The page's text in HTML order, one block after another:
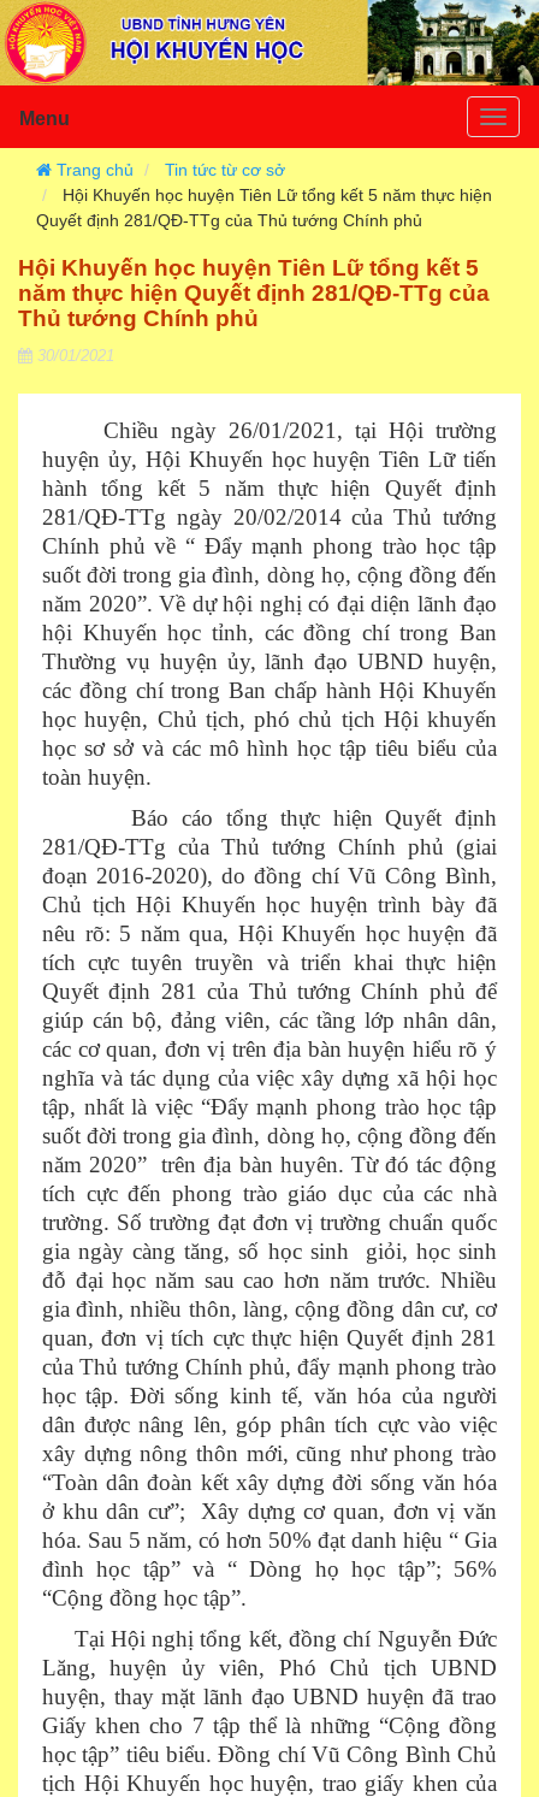
Menu
Trang chủ
Tin tức từ cơ sở
Hội Khuyến học huyện Tiên Lữ tổng kết 5 năm thực hiện
Quyết định 281/QĐ-TTg của Thủ tướng Chính phủ
Hội Khuyến học huyện Tiên Lữ tổng kết 5
năm thực hiện Quyết định 281/QĐ-TTg của
Thủ tướng Chính phủ
30/01/2021
Chiều ngày 26/01/2021, tại Hội trường
huyện ủy, Hội Khuyến học huyện Tiên Lữ tiến
hành tổng kết 5 năm thực hiện Quyết định
281/QĐ-TTg ngày 20/02/2014 của Thủ tướng
Chính phủ về “ Đẩy mạnh phong trào học tập
suốt đời trong gia đình, dòng họ, cộng đồng đến
năm 2020”. Về dự hội nghị có đại diện lãnh đạo
hội Khuyến học tỉnh, các đồng chí trong Ban
Thường vụ huyện ủy, lãnh đạo UBND huyện,
các đồng chí trong Ban chấp hành Hội Khuyến
học huyện, Chủ tịch, phó chủ tịch Hội khuyến
học sơ sở và các mô hình học tập tiêu biểu của
toàn huyện.
Báo cáo tổng thực hiện Quyết định
281/QĐ-TTg của Thủ tướng Chính phủ (giai
đoạn 2016-2020), do đồng chí Vũ Công Bình,
Chủ tịch Hội Khuyến học huyện trình bày đã
nêu rõ: 5 năm qua, Hội Khuyến học huyện đã
tích cực tuyên truyền và triển khai thực hiện
Quyết định 281 của Thủ tướng Chính phủ để
giúp cán bộ, đảng viên, các tầng lớp nhân dân,
các cơ quan, đơn vị trên địa bàn huyện hiểu rõ ý
nghĩa và tác dụng của việc xây dựng xã hội học
tập, nhất là việc “Đẩy mạnh phong trào học tập
suốt đời trong gia đình, dòng họ, cộng đồng đến
năm 2020” trên địa bàn huyên. Từ đó tác động
tích cực đến phong trào giáo dục của các nhà
trường. Số trường đạt đơn vị trường chuẩn quốc
gia ngày càng tăng, số học sinh giỏi, học sinh
đỗ đại học năm sau cao hơn năm trước. Nhiều
gia đình, nhiều thôn, làng, cộng đồng dân cư, cơ
quan, đơn vị tích cực thực hiện Quyết định 281
của Thủ tướng Chính phủ, đẩy mạnh phong trào
học tập. Đời sống kinh tế, văn hóa của người
dân được nâng lên, góp phân tích cực vào việc
xây dựng nông thôn mới, cũng như phong trào
“Toàn dân đoàn kết xây dựng đời sống văn hóa
ở khu dân cư”; Xây dựng cơ quan, đơn vị văn
hóa. Sau 5 năm, có hơn 50% đạt danh hiệu “ Gia
đình học tập” và “ Dòng họ học tập”; 56%
“Cộng đồng học tập”.
Tại Hội nghị tổng kết, đồng chí Nguyễn Đức
Lăng, huyện ủy viên, Phó Chủ tịch UBND
huyện, thay mặt lãnh đạo UBND huyện đã trao
Giấy khen cho 7 tập thể là những “Cộng đồng
học tập” tiêu biểu. Đồng chí Vũ Công Bình Chủ
tịch Hội Khuyến học huyện, trao giấy khen của